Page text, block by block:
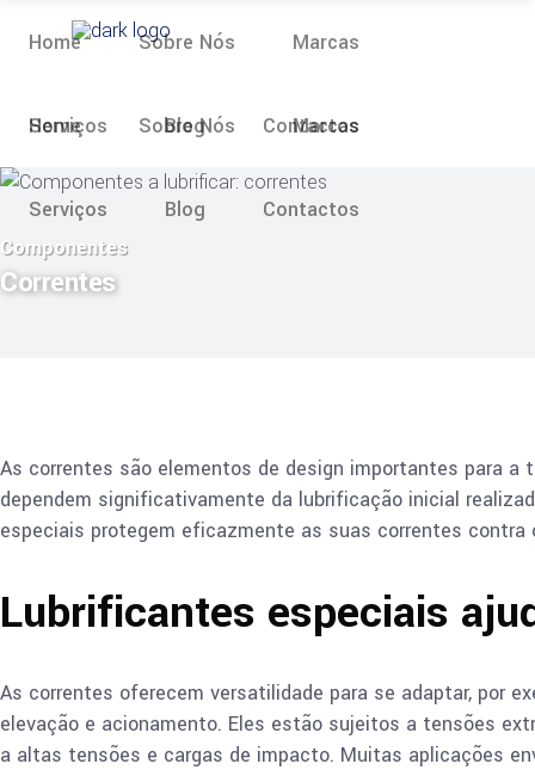
Home Sobre Nós Marcas
Serviços Blog Contactos
Home Sobre Nós Marcas
Serviços Blog Contactos
Componentes
Correntes
As correntes são elementos de design importantes para
dependem significativamente da lubrificação inicial
especiais protegem eficazmente as suas correntes
Lubrificantes especiais
As correntes oferecem versatilidade para se adaptar, por
elevação e acionamento. Eles estão sujeitos a tensões
a altas tensões e cargas de impacto. Muitas aplicações